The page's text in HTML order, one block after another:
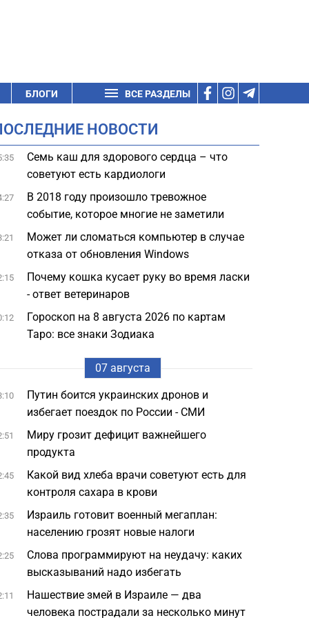
БЛОГИ ВСЕ РАЗДЕЛЫ
НОВОСТИ
Семь каш для здорового сердца – что
советуют есть кардиологи
В 2018 году произошло тревожное
событие, которое многие не заметили
Может ли сломаться компьютер в случае
отказа от обновления Windows
Почему кошка кусает руку во время ласки
- ответ ветеринаров
Гороскоп на 8 августа 2026 по картам
Таро: все знаки Зодиака
07 августа
Путин боится украинских дронов и
избегает поездок по России - СМИ
Миру грозит дефицит важнейшего
продукта
Какой вид хлеба врачи советуют есть для
контроля сахара в крови
Израиль готовит военный мегаплан:
населению грозят новые налоги
Слова программируют на неудачу: каких
высказываний надо избегать
Нашествие змей в Израиле — два
человека пострадали за несколько минут